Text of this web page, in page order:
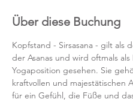
Über diese Buchung
Kopfstand - Sirsasana - gilt als
der Asanas und wird oftmals als
Yogaposition gesehen. Sie
kraftvollen und majestätischen
für ein Gefühl, die Füße und